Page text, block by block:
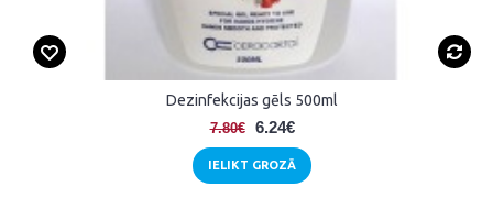
Dezinfekcijas gēls 500ml
7.80€ 6.24€
IELIKT GROZĀ